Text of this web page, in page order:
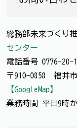
総務部未来づくり
センター
電話番号 0776-20-
〒910-0858 福井
【GoogleMap】
業務時間 平日9時